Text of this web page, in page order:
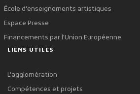
École d'enseignements artistiques
Espace Presse
Financements par l'Union Européenne
LIENS UTILES
L'agglomération
Compétences et projets